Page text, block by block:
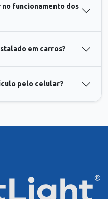
funcionamento dos
em carros?
pelo celular?